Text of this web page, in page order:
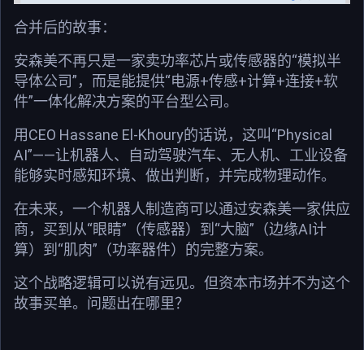
合并后的故事：
安森美不再只是一家卖功率芯片或传感器的“模拟半
导体公司”，而是能提供“电源+传感+计算+连接+软
件”一体化解决方案的平台型公司。
用CEO Hassane El-Khoury的话说，这叫“Physical
AI”——让机器人、自动驾驶汽车、无人机、工业设备
能够实时感知环境、做出判断，并完成物理动作。
在未来，一个机器人制造商可以通过安森美一家供应
商，买到从“眼睛”（传感器）到“大脑”（边缘AI计
算）到“肌肉”（功率器件）的完整方案。
这个战略逻辑可以说有远见。但资本市场并不为这个
故事买单。问题出在哪里？